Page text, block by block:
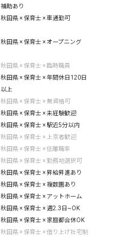
補助あり
秋田県 × 保育士 × 車通勤可
秋田県 × 保育士 × オープニング
秋田県 × 保育士 × 臨時職員
秋田県 × 保育士 × 年間休日120日
以上
秋田県 × 保育士 × 無資格可
秋田県 × 保育士 × 未経験歓迎
秋田県 × 保育士 × 駅近5分以内
秋田県 × 保育士 × 上京者歓迎
秋田県 × 保育士 × 低離職率
秋田県 × 保育士 × 勤務地選択可
秋田県 × 保育士 × 昇給昇進あり
秋田県 × 保育士 × 複数園あり
秋田県 × 保育士 × アットホーム
秋田県 × 保育士 × 週2.3日~OK
秋田県 × 保育士 × 家庭都合休OK
秋田県 × 保育士 × 借り上げ社宅制